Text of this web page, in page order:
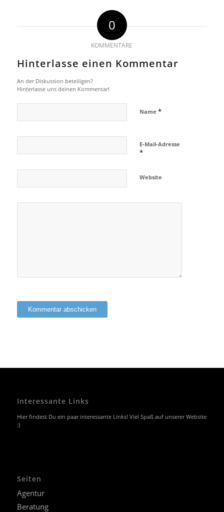
0
KOMMENTARE
Hinterlasse einen Kommentar
An der Diskussion beteiligen?
Hinterlasse uns deinen Kommentar!
Name *
E-Mail-Adresse
*
Website
Interessante Links
Hier findest Du ein paar interessante Links! Viel Spaß auf unserer Website
:)
Seiten
Agentur
Beratung